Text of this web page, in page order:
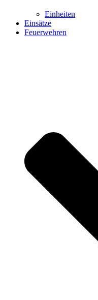
Einheiten
Einsätze
Feuerwehren